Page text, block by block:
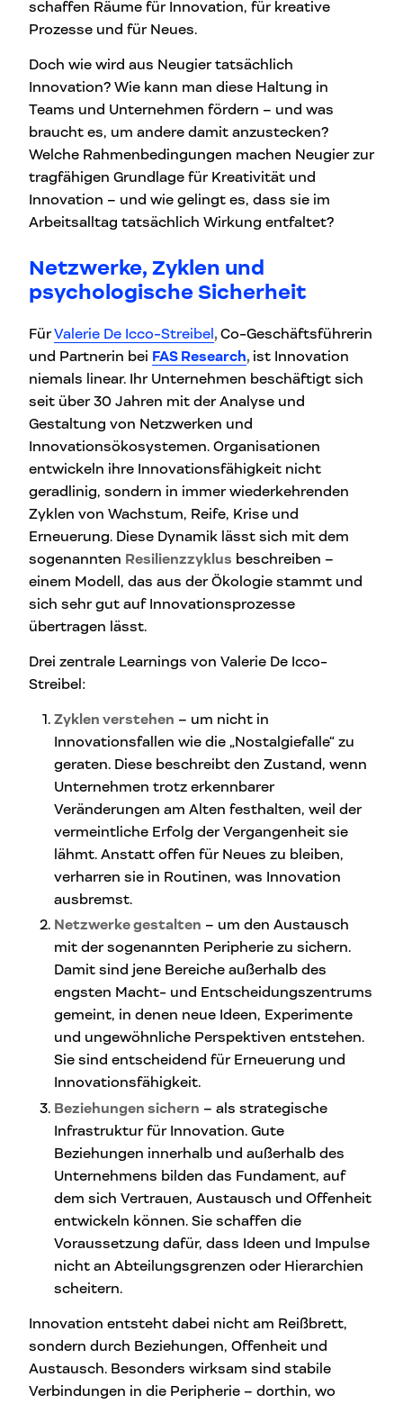
schaffen Räume für Innovation, für kreative
Prozesse und für Neues.
Doch wie wird aus Neugier tatsächlich
Innovation? Wie kann man diese Haltung in
Teams und Unternehmen fördern – und was
braucht es, um andere damit anzustecken?
Welche Rahmenbedingungen machen Neugier zur
tragfähigen Grundlage für Kreativität und
Innovation – und wie gelingt es, dass sie im
Arbeitsalltag tatsächlich Wirkung entfaltet?
Netzwerke, Zyklen und
psychologische Sicherheit
FürValerie De Icco-Streibel ,Co-Geschäftsführerin
und Partnerin bei FAS Research, ist Innovation
niemals linear. Ihr Unternehmen beschäftigt sich
seit über 30 Jahren mit der Analyse und
Gestaltung von Netzwerken und
Innovationsökosystemen. Organisationen
entwickeln ihre Innovationsfähigkeit nicht
geradlinig, sondern in immer wiederkehrenden
Zyklen von Wachstum, Reife, Krise und
Erneuerung. Diese Dynamik lässt sich mit dem
sogenannten Resilienzzyklus beschreiben –
einem Modell, das aus der Ökologie stammt und
sich sehr gut auf Innovationsprozesse
übertragen lässt.
Drei zentrale Learnings von Valerie De Icco-
Streibel:
Zyklen verstehen – um nicht in
Innovationsfallen wie die „Nostalgiefalle“ zu
geraten. Diese beschreibt den Zustand, wenn
Unternehmen trotz erkennbarer
Veränderungen am Alten festhalten, weil der
vermeintliche Erfolg der Vergangenheit sie
lähmt. Anstatt offen für Neues zu bleiben,
verharren sie in Routinen, was Innovation
ausbremst.
Netzwerke gestalten – um den Austausch
mit der sogenannten Peripherie zu sichern.
Damit sind jene Bereiche außerhalb des
engsten Macht- und Entscheidungszentrums
gemeint, in denen neue Ideen, Experimente
und ungewöhnliche Perspektiven entstehen.
Sie sind entscheidend für Erneuerung und
Innovationsfähigkeit.
Beziehungen sichern – als strategische
Infrastruktur für Innovation. Gute
Beziehungen innerhalb und außerhalb des
Unternehmens bilden das Fundament, auf
dem sich Vertrauen, Austausch und Offenheit
entwickeln können. Sie schaffen die
Voraussetzung dafür, dass Ideen und Impulse
nicht an Abteilungsgrenzen oder Hierarchien
scheitern.
Innovation entsteht dabei nicht am Reißbrett,
sondern durch Beziehungen, Offenheit und
Austausch. Besonders wirksam sind stabile
Verbindungen in die Peripherie – dorthin, wo